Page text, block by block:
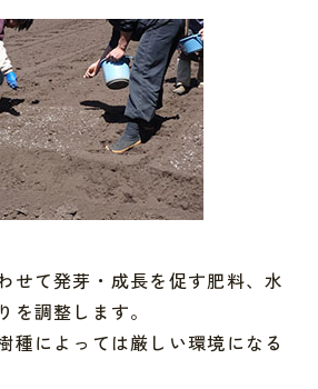
せて発芽・成長を促す肥料、水
を調整します。
種によっては厳しい環境になる